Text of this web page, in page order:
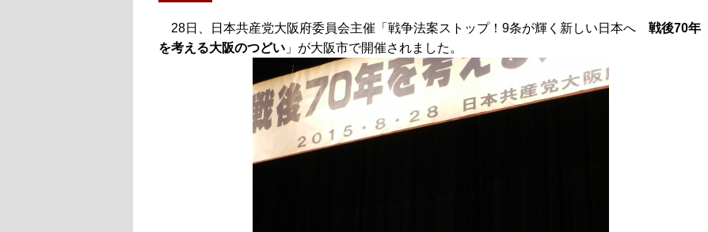
28日、日本共産党大阪府委員会主催「戦争法案ストップ！9条が輝く新しい日本へ 戦後70年
を考える大阪のつどい 」が大阪市で開催されました。